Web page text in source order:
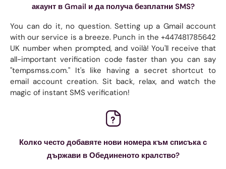
акаунт в Gmail и да получа безплатни SMS?
You can do it, no question. Setting up a Gmail account
with our service is a breeze. Punch in the +447481785642
UK number when prompted, and voilà! You'll receive that
all-important verification code faster than you can say
"tempsmss.com." It's like having a secret shortcut to
email account creation. Sit back, relax, and watch the
magic of instant SMS verification!
Колко често добавяте нови номера към списъка с
държави в Обединеното кралство?